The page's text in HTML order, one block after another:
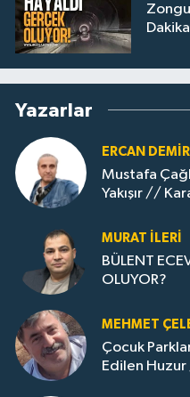
Yazarlar
ERCAN DEMIR
Mustafa
Yakışır //
MURAT İLERI
BÜLENT
OLUYOR?
MEHMET
Çocuk
Edilen Huzur